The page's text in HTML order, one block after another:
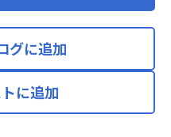
グに追加
に追加